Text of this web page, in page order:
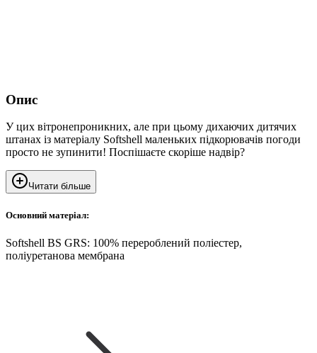
Опис
У цих вітронепроникних, але при цьому дихаючих дитячих
штанах із матеріалу Softshell маленьких підкорювачів погоди
просто не зупинити! Поспішаєте скоріше надвір?
Читати більше
Основний матеріал:
Softshell BS GRS: 100% перероблений поліестер,
поліуретанова мембрана